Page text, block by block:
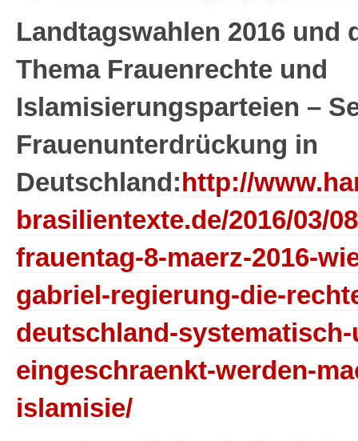
Landtagswahlen 2016 und
Thema Frauenrechte und
Islamisierungsparteien –
Frauenunterdrückung in
Deutschland:http://
brasilientexte.de/2016/03/
frauentag-8-maerz-2016-
gabriel-regierung-die-
deutschland-
eingeschraenkt-werden-
islamisie/